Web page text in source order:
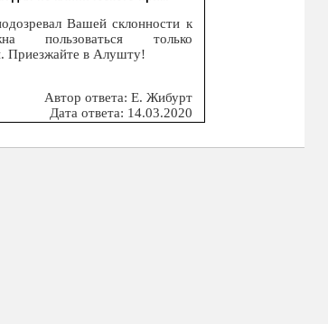
Вашей склонности к
пользоваться только
Приезжайте в Алушту!
Автор ответа: Е. Жибурт
Дата ответа: 14.03.2020